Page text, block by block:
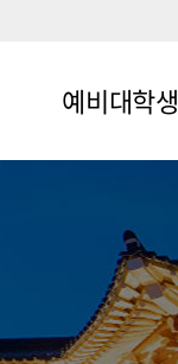
예비대학생
메뉴4-3